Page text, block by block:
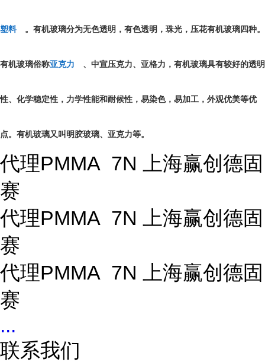
塑料 。有机玻璃分为无色透明，有色透明，珠光，压花有机玻璃四种。
有机玻璃俗称亚克力 、中宣压克力、亚格力，有机玻璃具有较好的透明
性、化学稳定性，力学性能和耐候性，易染色，易加工，外观优美等优
点。有机玻璃又叫明胶玻璃、亚克力等。
代理PMMA 7N 上海赢创德固
赛
代理PMMA 7N 上海赢创德固
赛
代理PMMA 7N 上海赢创德固
赛
...
联系我们